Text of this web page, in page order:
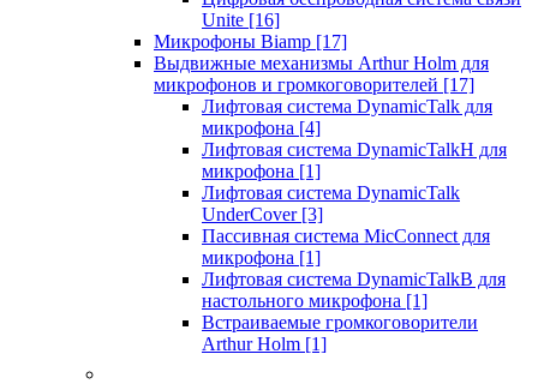
Unite [16]
Микрофоны Biamp [17]
Выдвижные механизмы Arthur Holm для
микрофонов и громкоговорителей [17]
Лифтовая система DynamicTalk для
микрофона [4]
Лифтовая система DynamicTalkH для
микрофона [1]
Лифтовая система DynamicTalk
UnderCover [3]
Пассивная система MicConnect для
микрофона [1]
Лифтовая система DynamicTalkB для
настольного микрофона [1]
Встраиваемые громкоговорители
Arthur Holm [1]